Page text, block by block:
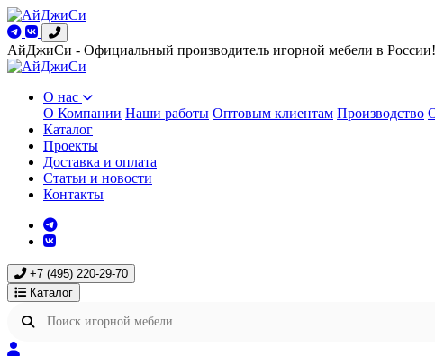
АйДжиСи - Официальный производитель игорной мебели в России!
О нас
О Компании Наши работы Оптовым клиентам Производство
Каталог
Проекты
Доставка и оплата
Статьи и новости
Контакты
+7 (495) 220-29-70
Каталог